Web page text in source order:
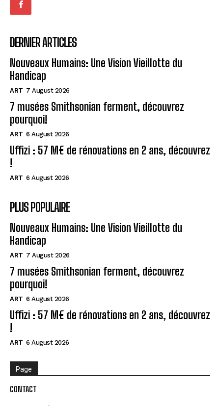
DERNIER ARTICLES
Nouveaux Humains: Une Vision Vieillotte du
Handicap
ART 7 August 2026
7 musées Smithsonian ferment, découvrez
pourquoi!
ART 6 August 2026
Uffizi : 57 M€ de rénovations en 2 ans, découvrez
!
ART 6 August 2026
PLUS POPULAIRE
Nouveaux Humains: Une Vision Vieillotte du
Handicap
ART 7 August 2026
7 musées Smithsonian ferment, découvrez
pourquoi!
ART 6 August 2026
Uffizi : 57 M€ de rénovations en 2 ans, découvrez
!
ART 6 August 2026
Page
CONTACT